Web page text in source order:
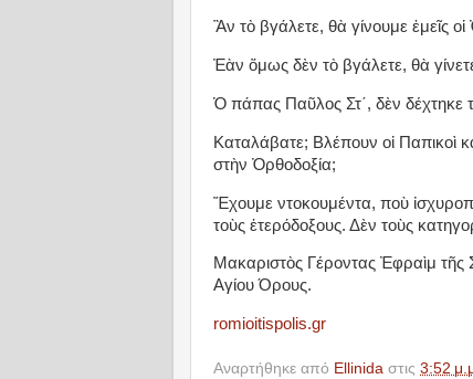
Ἂν τὸ βγάλετε, θὰ γίνουμε ἐμεῖς
Ἐὰν ὅμως δὲν τὸ βγάλετε, θὰ
Ὁ πάπας Παῦλος Στ΄, δὲν δέχτηκε
Καταλάβατε; Βλέπουν οἱ Παπικοὶ
στὴν Ὀρθοδοξία;
Ἔχουμε ντοκουμέντα, ποὺ
τοὺς ἑτερόδοξους. Δὲν τοὺς
Μακαριστὸς Γέροντας Ἐφραὶμ
Αγίου Όρους.
romioitispolis.gr
Αναρτήθηκε από Ellinida στις 3:52